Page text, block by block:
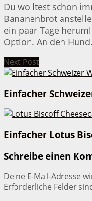
Du wolltest schon
Bananenbrot
ein paar Tage
Option. An den
Next Post
Einfacher
Einfacher Lotus
Schreibe einen
Deine E-Mail-Adresse
Erforderliche Felder